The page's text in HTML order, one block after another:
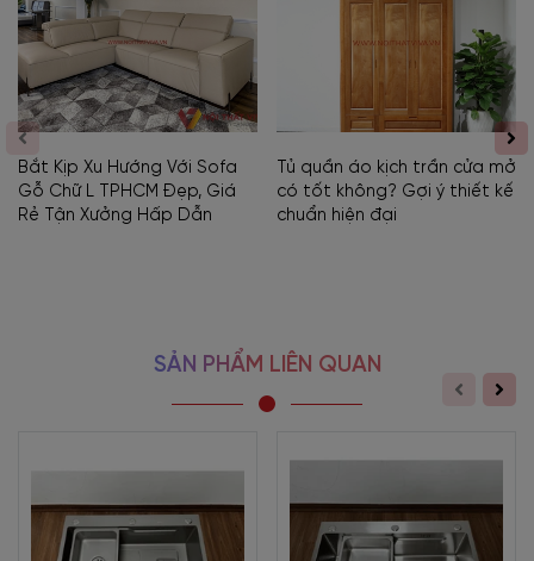
Bắt Kịp Xu Hướng Với Sofa
Gỗ Chữ L TPHCM Đẹp, Giá
Rẻ Tận Xưởng Hấp Dẫn
Tủ quần áo kịch trần cửa mở
có tốt không? Gợi ý thiết kế
chuẩn hiện đại
SẢN PHẨM LIÊN QUAN